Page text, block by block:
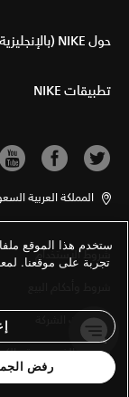
حول NIKE (بالإنجليزية)
تطبيقات NIKE
المملكة العربية
شروط الاستخدام
معلومات الشركة
سياسة الخصوصية
ستخدم هذا الموقع
تجربة على موقعنا.
رفض